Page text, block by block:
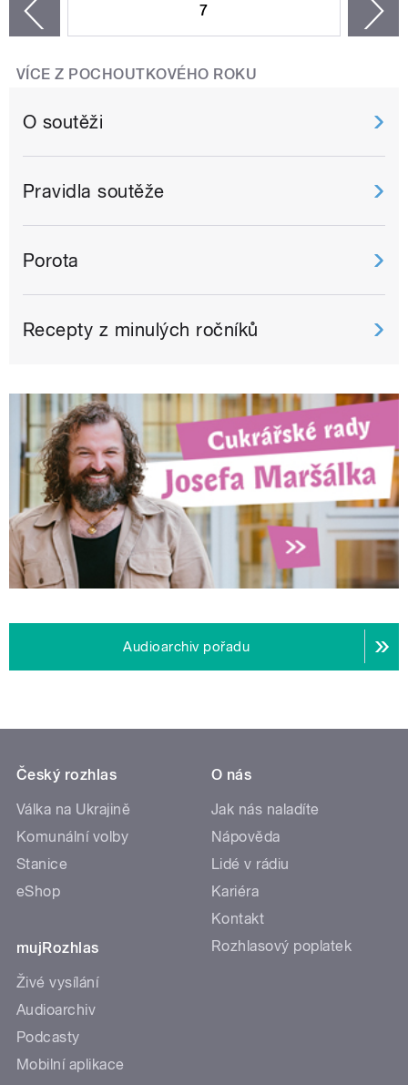
7
VÍCE Z POCHOUTKOVÉHO ROKU
O soutěži
Pravidla soutěže
Porota
Recepty z minulých ročníků
Audioarchiv pořadu
Český rozhlas
Válka na Ukrajině
Komunální volby
Stanice
eShop
mujRozhlas
Živé vysílání
Audioarchiv
Podcasty
Mobilní aplikace
O nás
Jak nás naladíte
Nápověda
Lidé v rádiu
Kariéra
Kontakt
Rozhlasový poplatek